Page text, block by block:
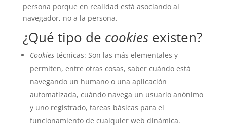
persona porque en realidad está asociando al
navegador, no a la persona.
¿Qué tipo de cookiesexisten?
Cookiestécnicas: Son las más elementales y
permiten, entre otras cosas, saber cuándo está
navegando un humano o una aplicación
automatizada, cuándo navega un usuario anónimo
y uno registrado, tareas básicas para el
funcionamiento de cualquier web dinámica.